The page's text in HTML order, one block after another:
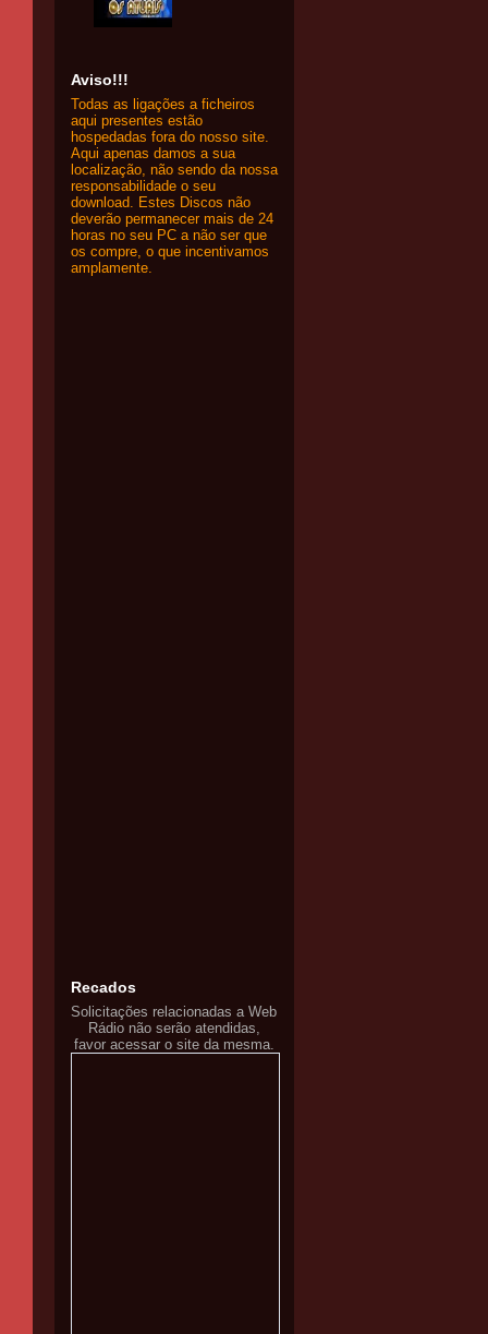
Aviso!!!
Todas as ligações a ficheiros
aqui presentes estão
hospedadas fora do nosso site.
Aqui apenas damos a sua
localização, não sendo da nossa
responsabilidade o seu
download. Estes Discos não
deverão permanecer mais de 24
horas no seu PC a não ser que
os compre, o que incentivamos
amplamente.
Recados
Solicitações relacionadas a Web
Rádio não serão atendidas,
favor acessar o site da mesma.